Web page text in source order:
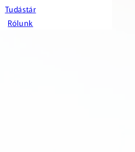
Tudástár
Rólunk